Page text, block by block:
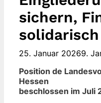
sichern,
25. Januar 20269.
Position de
Hessen
beschlossen im Juli